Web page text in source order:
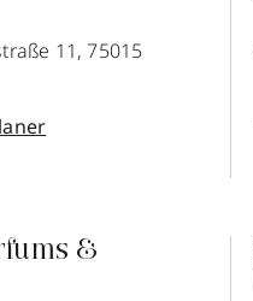
11, 75015
&